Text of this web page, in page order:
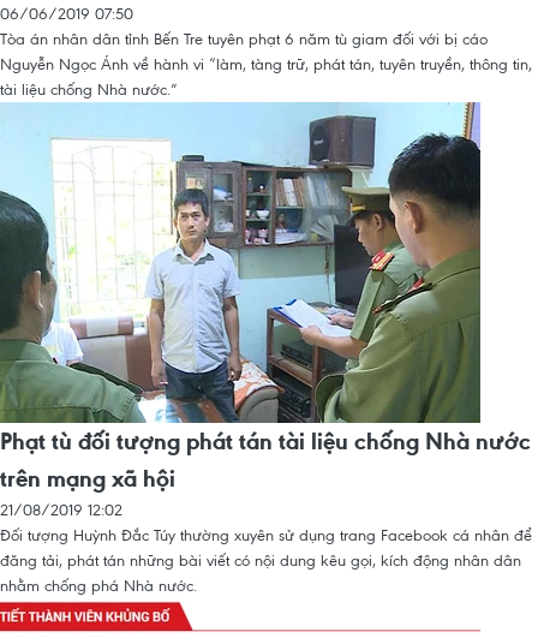
06/06/2019 07:50
Tòa án nhân dân tỉnh Bến Tre tuyên phạt 6 năm tù giam đối với bị cáo
Nguyễn Ngọc Ánh về hành vi “làm, tàng trữ, phát tán, tuyên truyền, thông tin,
tài liệu chống Nhà nước.”
Phạt tù đối tượng phát tán tài liệu chống Nhà nước
trên mạng xã hội
21/08/2019 12:02
Đối tượng Huỳnh Đắc Túy thường xuyên sử dụng trang Facebook cá nhân để
đăng tải, phát tán những bài viết có nội dung kêu gọi, kích động nhân dân
nhằm chống phá Nhà nước.